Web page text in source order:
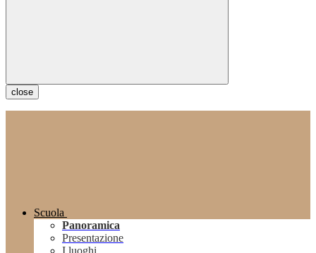
close
Scuola
Panoramica
Presentazione